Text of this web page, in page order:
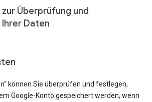
Überprüfung und
Daten
können Sie überprüfen und festlegen,
Google-Konto gespeichert werden, wenn